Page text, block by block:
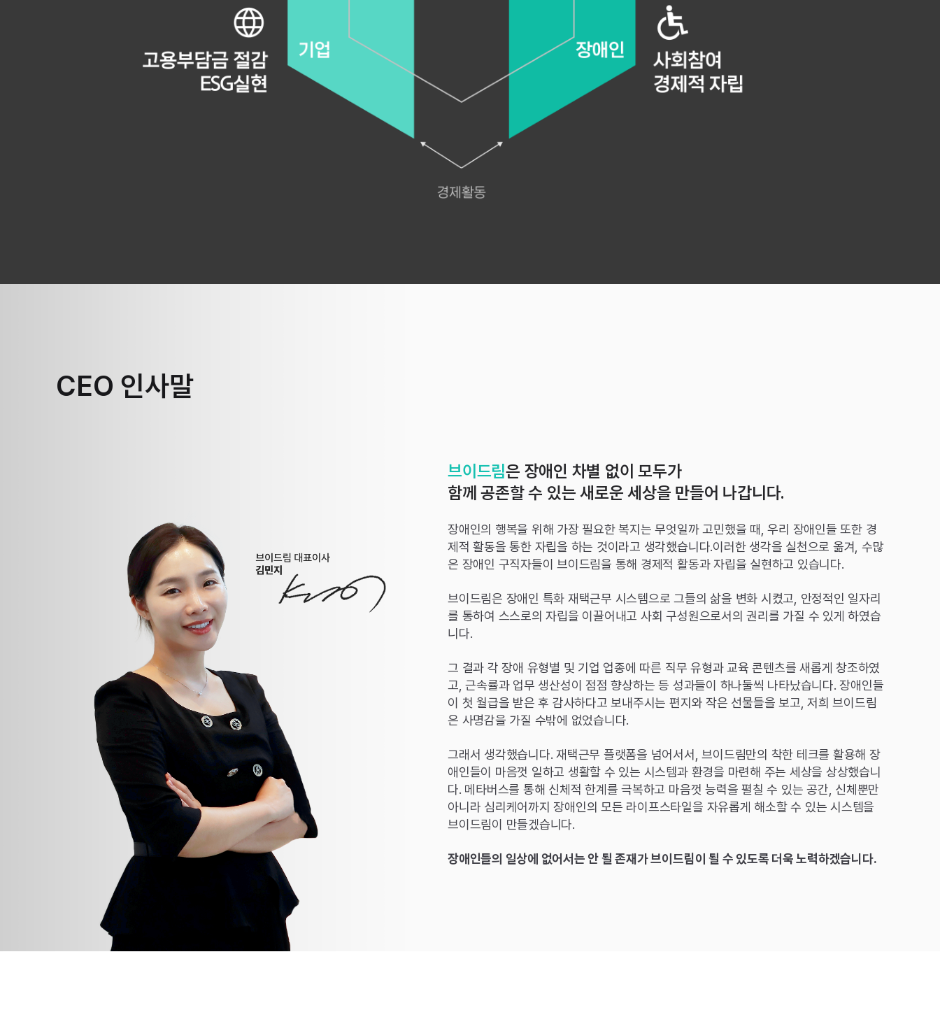
CEO 인사말
브이드림은 장애인 차별 없이 모두가
함께 공존할 수 있는 새로운 세상을 만들어 나갑니다.
장애인의 행복을 위해 가장 필요한 복지는 무엇일까 고민했을 때, 우리 장애인들 또한 경
제적 활동을 통한 자립을 하는 것이라고 생각했습니다.이러한 생각을 실천으로 옮겨, 수많
은 장애인 구직자들이 브이드림을 통해 경제적 활동과 자립을 실현하고 있습니다.
브이드림은 장애인 특화 재택근무 시스템으로 그들의 삶을 변화 시켰고, 안정적인 일자리
를 통하여 스스로의 자립을 이끌어내고 사회 구성원으로서의 권리를 가질 수 있게 하였습
니다.
그 결과 각 장애 유형별 및 기업 업종에 따른 직무 유형과 교육 콘텐츠를 새롭게 창조하였
고, 근속률과 업무 생산성이 점점 향상하는 등 성과들이 하나둘씩 나타났습니다. 장애인들
이 첫 월급을 받은 후 감사하다고 보내주시는 편지와 작은 선물들을 보고, 저희 브이드림
은 사명감을 가질 수밖에 없었습니다.
그래서 생각했습니다. 재택근무 플랫폼을 넘어서서, 브이드림만의 착한 테크를 활용해 장
애인들이 마음껏 일하고 생활할 수 있는 시스템과 환경을 마련해 주는 세상을 상상했습니
다. 메타버스를 통해 신체적 한계를 극복하고 마음껏 능력을 펼칠 수 있는 공간, 신체뿐만
아니라 심리케어까지 장애인의 모든 라이프스타일을 자유롭게 해소할 수 있는 시스템을
브이드림이 만들겠습니다.
장애인들의 일상에 없어서는 안 될 존재가 브이드림이 될 수 있도록 더욱 노력하겠습니다.